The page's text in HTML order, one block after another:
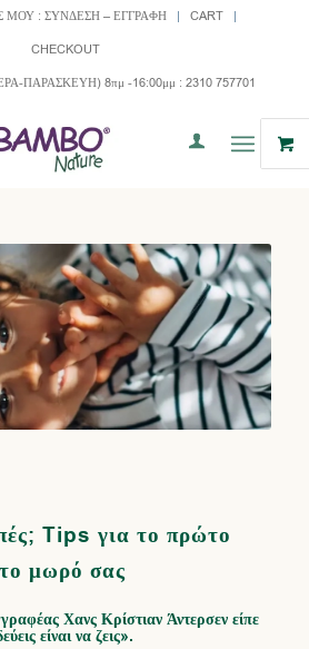
ΜΟΥ : ΣΥΝΔΕΣΗ – ΕΓΓΡΑΦΗ
CART
CHECKOUT
ΠΑΡΑΣΚΕΥΗ) 8πμ -16:00μμ : 2310 757701
Tips για το πρώτο
μωρό σας
Χανς Κρίστιαν Άντερσεν είπε
είναι να ζεις».